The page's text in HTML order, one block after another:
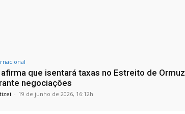
afirma que isentará taxas no Estreito de Ormuz
negociações
- 19 de junho de 2026, 16:12h